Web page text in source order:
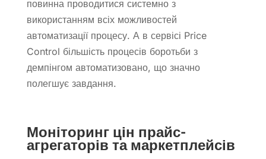
повинна проводитися системно з
використанням всіх можливостей
автоматизації процесу. А в сервісі Price
Control більшість процесів боротьби з
демпінгом автоматизовано, що значно
полегшує завдання.
Моніторинг цін прайс-
агрегаторів та маркетплейсів